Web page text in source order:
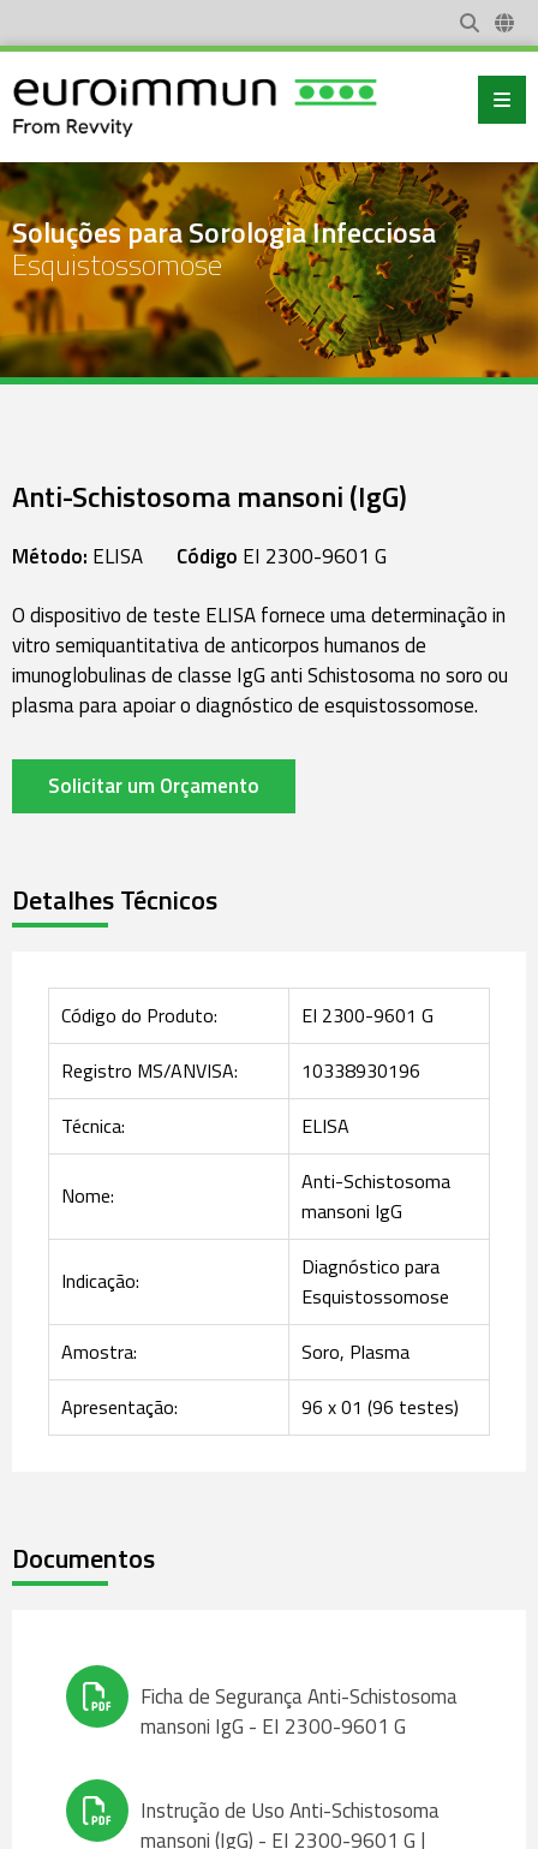
Soluções para Sorologia Infecciosa
Esquistossomose
Anti-Schistosoma mansoni (IgG)
Método: ELISA Código EI 2300-9601 G
O dispositivo de teste ELISA fornece uma determinação in
vitro semiquantitativa de anticorpos humanos de
imunoglobulinas de classe IgG anti Schistosoma no soro ou
plasma para apoiar o diagnóstico de esquistossomose.
Solicitar um Orçamento
Detalhes Técnicos
Código do Produto:
EI 2300-9601 G
Registro MS/ANVISA:
10338930196
Técnica:
ELISA
Nome:
Anti-Schistosoma
mansoni IgG
Indicação:
Diagnóstico para
Esquistossomose
Amostra:
Soro, Plasma
Apresentação:
96 x 01 (96 testes)
Documentos
Ficha de Segurança Anti-Schistosoma
mansoni IgG - EI 2300-9601 G
Instrução de Uso Anti-Schistosoma
mansoni (IgG) - EI 2300-9601 G |